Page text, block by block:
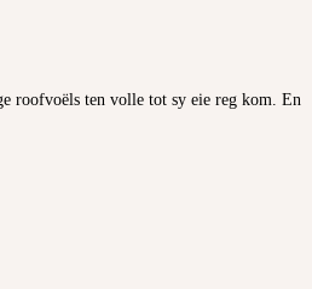
roofvoëls ten volle tot sy eie reg kom. En